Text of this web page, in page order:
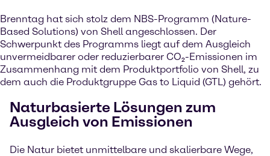
Brenntag hat sich stolz dem NBS-Programm (Nature-
Based Solutions) von Shell angeschlossen. Der
Schwerpunkt des Programms liegt auf dem Ausgleich
unvermeidbarer oder reduzierbarer CO₂-Emissionen im
Zusammenhang mit dem Produktportfolio von Shell, zu
dem auch die Produktgruppe Gas to Liquid (GTL) gehört.
Naturbasierte Lösungen zum
Ausgleich von Emissionen
Die Natur bietet unmittelbare und skalierbare Wege,